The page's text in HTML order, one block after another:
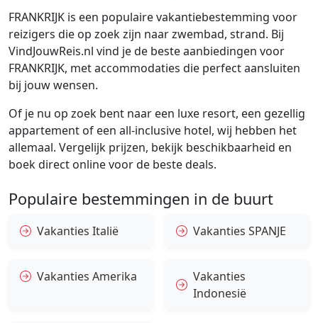
FRANKRIJK is een populaire vakantiebestemming voor
reizigers die op zoek zijn naar zwembad, strand. Bij
VindJouwReis.nl vind je de beste aanbiedingen voor
FRANKRIJK, met accommodaties die perfect aansluiten
bij jouw wensen.
Of je nu op zoek bent naar een luxe resort, een gezellig
appartement of een all-inclusive hotel, wij hebben het
allemaal. Vergelijk prijzen, bekijk beschikbaarheid en
boek direct online voor de beste deals.
Populaire bestemmingen in de buurt
Vakanties Italië Vakanties SPANJE
Vakanties Amerika
Vakanties
Indonesië